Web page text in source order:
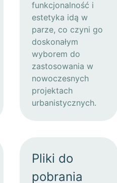
funkcjonalność i
estetyka idą w
parze, co czyni go
doskonałym
wyborem do
zastosowania w
nowoczesnych
projektach
urbanistycznych.
Pliki do
pobrania